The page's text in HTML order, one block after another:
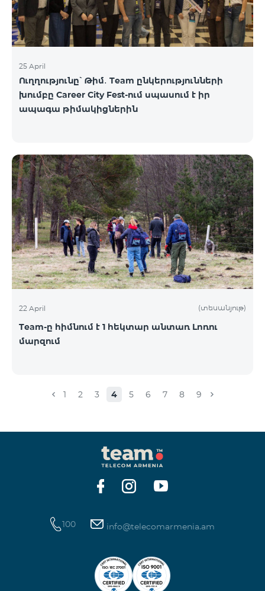
25 April
Ուղղությունը՝ Թիմ․ Team ընկերությունների
խումբը Career City Fest-ում սպասում է իր
ապագա թիմակիցներին
22 April (տեսանյութ)
Team-ը հիմնում է 1 հեկտար անտառ Լոռու
մարզում
1 2 3 4 5 6 7 8 9
100 info@telecomarmenia.am